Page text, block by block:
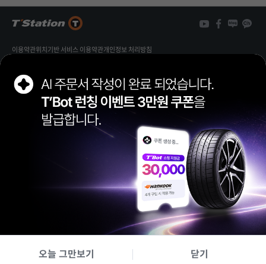
오늘 그만보기 닫기
이용약관위치기반 서비스 이용약관개인정보 처리방침
한국타이어앤테크놀로지
대표이사 이상훈, 안종선
통신판매업 신고번호 2020-성남분당B-0575[ 사업자 정보확인 ]